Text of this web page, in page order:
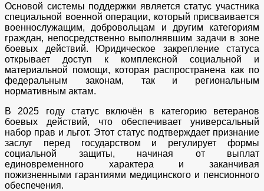
Основой системы поддержки является статус участника
специальной военной операции, который присваивается
военнослужащим, добровольцам и другим категориям
граждан, непосредственно выполнявшим задачи в зоне
боевых действий. Юридическое закрепление статуса
открывает доступ к комплексной социальной и
материальной помощи, которая распространена как по
федеральным законам, так и региональным
нормативным актам.
В 2025 году статус включён в категорию ветеранов
боевых действий, что обеспечивает универсальный
набор прав и льгот. Этот статус подтверждает признание
заслуг перед государством и регулирует формы
социальной защиты, начиная от выплат
единовременного характера и заканчивая
пожизненными гарантиями медицинского и пенсионного
обеспечения.